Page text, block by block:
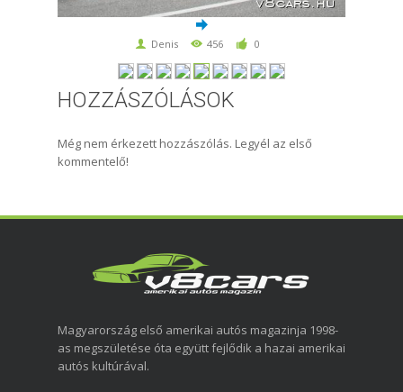
Denis 456 0
HOZZÁSZÓLÁSOK
Még nem érkezett hozzászólás. Legyél az első
kommentelő!
Magyarország első amerikai autós magazinja 1998-
as megszületése óta együtt fejlődik a hazai amerikai
autós kultúrával.